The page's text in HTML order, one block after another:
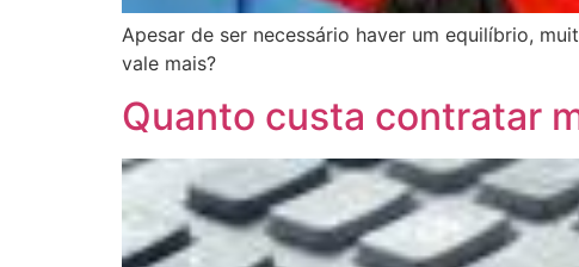
Apesar de ser necessário haver um equilíbrio,
vale mais?
Quanto custa contratar